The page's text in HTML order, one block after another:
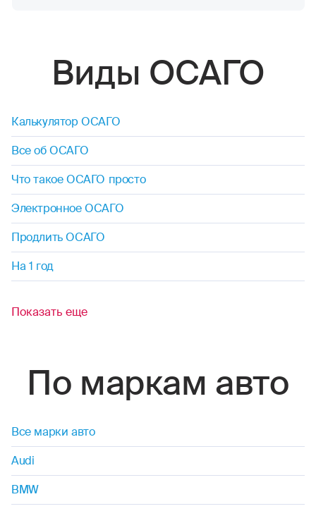
Виды ОСАГО
Калькулятор ОСАГО
Все об ОСАГО
Что такое ОСАГО просто
Электронное ОСАГО
Продлить ОСАГО
На 1 год
Показать еще
По маркам авто
Все марки авто
Audi
BMW